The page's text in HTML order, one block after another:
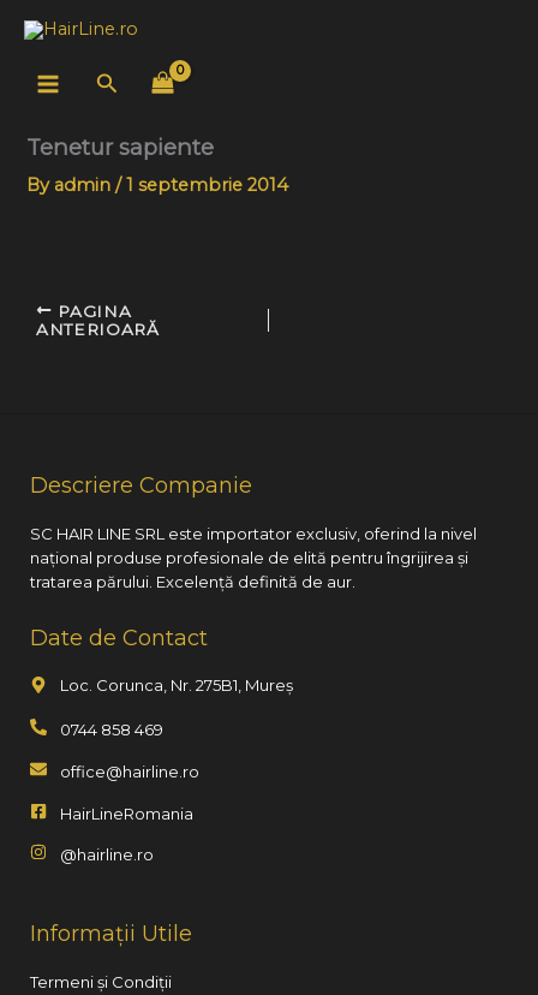
content
Search
Tenetur sapiente
By admin/1 septembrie 2014
PAGINA
ANTERIOARĂ
Descriere Companie
SC HAIR LINE SRL este importator exclusiv, oferind la nivel
național produse profesionale de elită pentru îngrijirea și
tratarea părului. Excelență definită de aur.
Date de Contact
Loc. Corunca, Nr. 275B1, Mureș
0744 858 469
office@hairline.ro
HairLineRomania
@hairline.ro
Informații Utile
Termeni și Condiții